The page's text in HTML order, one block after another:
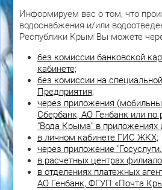
Информируем вас о том, что
водоснабжения и/или
Республики Крым Вы можете
без комиссии банковской
кабинете;
без комиссии на
Предприятия;
через приложения
Сбербанк, АО Генбанк или
"Вода Крыма" в приложениях
в личном кабинете ГИС ЖКХ;
через приложение
в расчетных центрах
в отделениях платежных
АО Генбанк, ФГУП «Почта